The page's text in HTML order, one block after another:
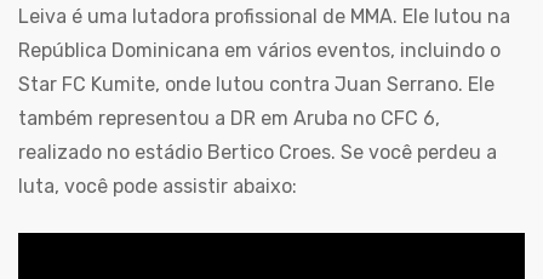
Leiva é uma lutadora profissional de MMA. Ele lutou na
República Dominicana em vários eventos, incluindo o
Star FC Kumite, onde lutou contra Juan Serrano. Ele
também representou a DR em Aruba no CFC 6,
realizado no estádio Bertico Croes. Se você perdeu a
luta, você pode assistir abaixo: